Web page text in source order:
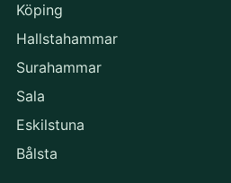
Köping
Hallstahammar
Surahammar
Sala
Eskilstuna
Bålsta